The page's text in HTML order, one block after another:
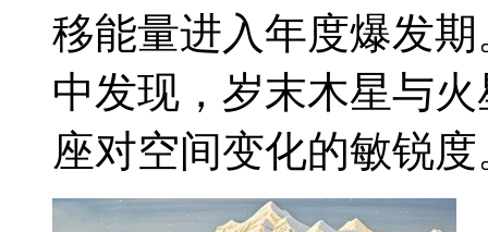
移能量进入年度爆发
中发现，岁末木星与
座对空间变化的敏锐